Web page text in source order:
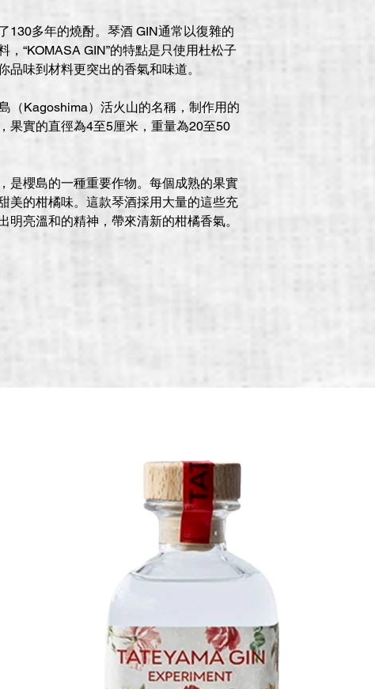
130多年的燒酎。琴酒 GIN通常以復雜的
，“KOMASA GIN”的特點是只使用杜松子
品味到材料更突出的香氣和味道。
（Kagoshima）活火山的名稱，制作用的
果實的直徑為4至5厘米，重量為20至50
是櫻島的一種重要作物。每個成熟的果實
美的柑橘味。這款琴酒採用大量的這些充
明亮溫和的精神，帶來清新的柑橘香氣。